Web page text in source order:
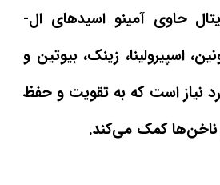
حاوی آمینو اسیدهای ال-
اسپیرولینا، زینک، بیوتین و
نیاز است که به تقویت و حفظ
کمک می‌کند.